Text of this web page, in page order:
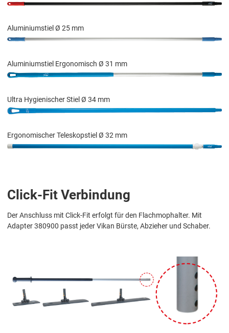
Aluminiumstiel Ø 25 mm
Aluminiumstiel Ergonomisch Ø 31 mm
Ultra Hygienischer Stiel Ø 34 mm
Ergonomischer Teleskopstiel Ø 32 mm
Click-Fit Verbindung
Der Anschluss mit Click-Fit erfolgt für den Flachmophalter. Mit
Adapter 380900 passt jeder Vikan Bürste, Abzieher und Schaber.